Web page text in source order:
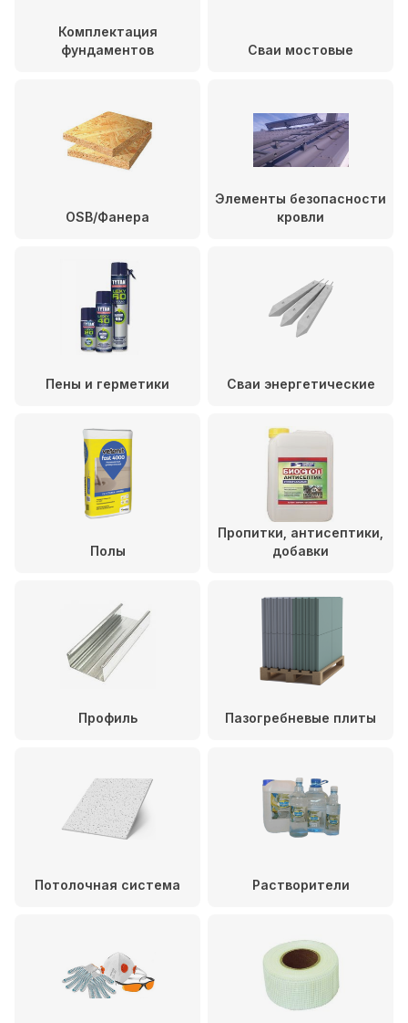
Комплектация
фундаментов
Сваи мостовые
OSB/Фанера
Элементы безопасности
кровли
Пены и герметики Сваи энергетические
Полы
Пропитки, антисептики,
добавки
Профиль Пазогребневые плиты
Потолочная система Растворители